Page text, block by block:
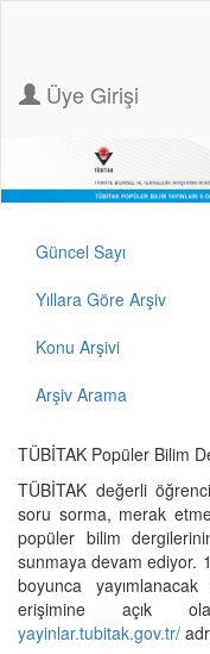
Üye Girişi
Güncel Sayı
Yıllara Göre Arşiv
Konu Arşivi
Arşiv Arama
TÜBİTAK Popüler Bilim
TÜBİTAK değerli
soru sorma, merak
popüler bilim
sunmaya devam ediyor.
boyunca
erişimine açık
yayinlar.tubitak.gov.tr/